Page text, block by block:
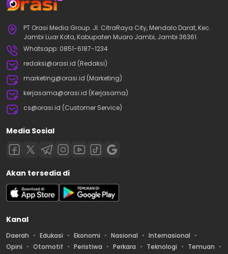
PT Orasi Media Group. Jl. CitraRaya City, Mendalo Darat, Kec.
Jambi Luar Kota, Kabupaten Muaro Jambi, Jambi 36361.
Whatsapp: 0851-6187-1234
redaksi@orasi.id (Redaksi)
marketing@orasi.id (Marketing)
kerjasama@orasi.id (Kerjasama)
cs@orasi.id (Customer Service)
Media Sosial
Akan tersedia di
Kanal
Daerah Edukasi Ekonomi Nasional
Internasional
Opini
Otomotif Peristiwa Perkara Teknologi
Temuan